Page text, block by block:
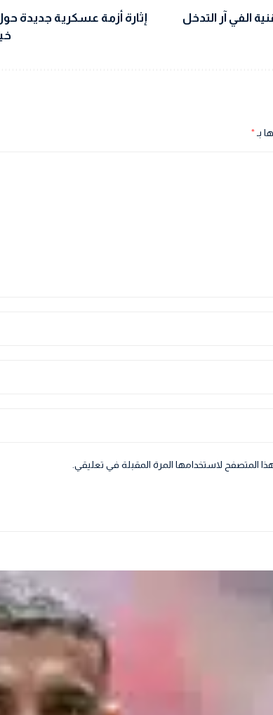
الفي آر التدخل
إثارة أزمة عسكرية جديدة
بـ *
المتصفح لاستخدامها المرة المقبلة في تعليقي.